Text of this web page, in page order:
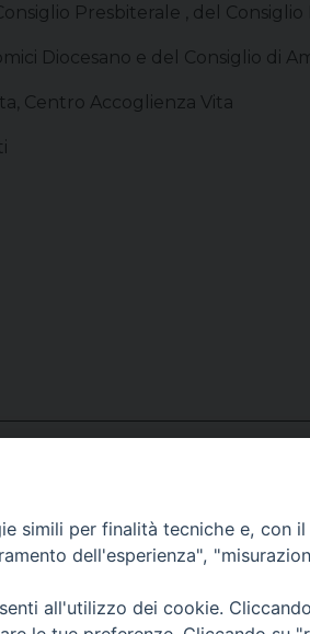
Presbiterale , del
Diocesano e del Consiglio di
Centro Accoglienza Vita
simili per finalità tecniche e, con
dell'esperienza",
all'utilizzo dei cookie.